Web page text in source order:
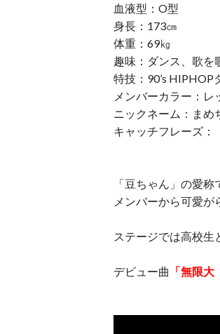
血液型：O型
身長：173㎝
体重：69㎏
趣味：ダンス、歌
特技：90’s
メンバーカラー：レ
ニックネーム：まめ
キャッチフレーズ：
「豆ちゃん」の愛
メンバーから可愛が
ステージでは高校生
デビュー曲 「無限